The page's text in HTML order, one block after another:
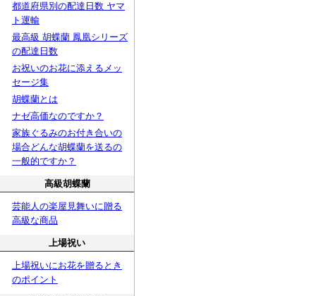
都道府県別の配達日数 ヤマ
ト運輸
最高級 胡蝶蘭 鳳凰シリーズ
の配達日数
お祝いのお花に添えるメッ
セージ集
胡蝶蘭とは
ナゼ高価なのですか？
家族ぐるみのお付き合いの
場合どんな胡蝶蘭を送るの
一般的ですか？
高級胡蝶蘭
芸能人の楽屋見舞いに贈る
高級な商品
上場祝い
上場祝いにお花を贈るとき
のポイント